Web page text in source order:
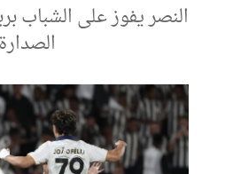
النصر يفوز على الشباب
الصدارة